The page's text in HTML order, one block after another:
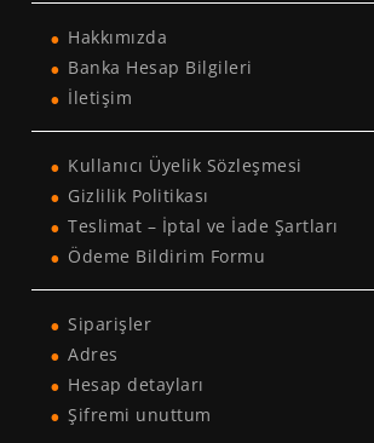
Hakkımızda
Banka Hesap Bilgileri
İletişim
Kullanıcı Üyelik Sözleşmesi
Gizlilik Politikası
Teslimat – İptal ve İade Şartları
Ödeme Bildirim Formu
Siparişler
Adres
Hesap detayları
Şifremi unuttum